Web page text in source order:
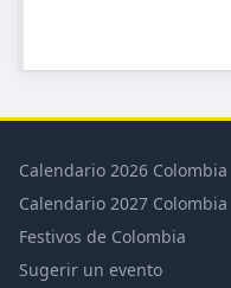
Calendario 2026 Colombia
Calendario 2027 Colombia
Festivos de Colombia
Sugerir un evento